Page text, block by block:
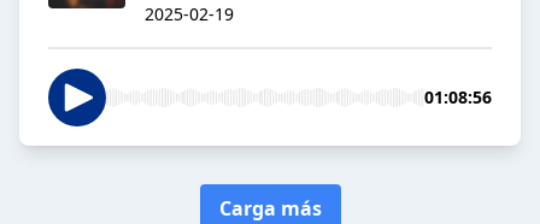
2025-02-19
01:08:56
Carga más